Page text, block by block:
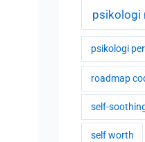
psikologi
psikologi
roadmap
self-
self worth